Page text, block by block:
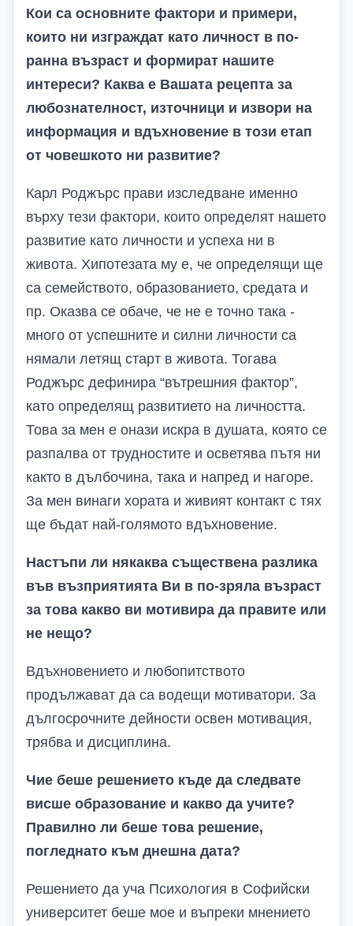
Кои са основните фактори и примери,
които ни изграждат като личност в по-
ранна възраст и формират нашите
интереси? Каква е Вашата рецепта за
любознателност, източници и извори на
информация и вдъхновение в този етап
от човешкото ни развитие?
Карл Роджърс прави изследване именно
върху тези фактори, които определят нашето
развитие като личности и успеха ни в
живота. Хипотезата му е, че определящи ще
са семейството, образованието, средата и
пр. Оказва се обаче, че не е точно така -
много от успешните и силни личности са
нямали летящ старт в живота. Тогава
Роджърс дефинира “вътрешния фактор”,
като определящ развитието на личността.
Това за мен е онази искра в душата, която се
разпалва от трудностите и осветява пътя ни
както в дълбочина, така и напред и нагоре.
За мен винаги хората и живият контакт с тях
ще бъдат най-голямото вдъхновение.
Настъпи ли някаква съществена разлика
във възприятията Ви в по-зряла възраст
за това какво ви мотивира да правите или
не нещо?
Вдъхновението и любопитството
продължават да са водещи мотиватори. За
дългосрочните дейности освен мотивация,
трябва и дисциплина.
Чие беше решението къде да следвате
висше образование и какво да учите?
Правилно ли беше това решение,
погледнато към днешна дата?
Решението да уча Психология в Софийски
университет беше мое и въпреки мнението